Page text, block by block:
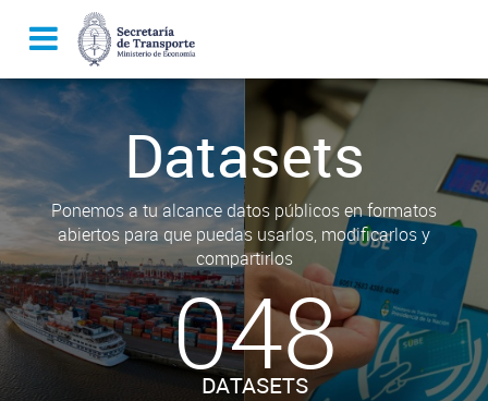
Datasets
Ponemos a tu alcance datos públicos en formatos
abiertos para que puedas usarlos, modificarlos y
compartirlos
048
DATASETS